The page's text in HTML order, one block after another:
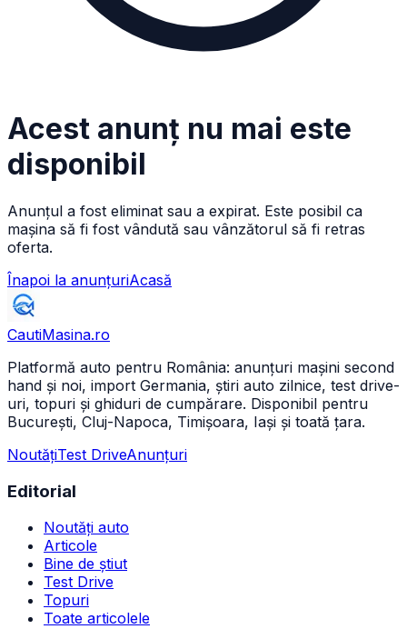
Acest anunț nu mai este
disponibil
Anunțul a fost eliminat sau a expirat. Este posibil ca
mașina să fi fost vândută sau vânzătorul să fi retras
oferta.
Înapoi la anunțuriAcasă
CautiMasina.ro
Platformă auto pentru România: anunțuri mașini second
hand și noi, import Germania, știri auto zilnice, test drive-
uri, topuri și ghiduri de cumpărare. Disponibil pentru
București, Cluj-Napoca, Timișoara, Iași și toată țara.
NoutățiTest DriveAnunțuri
Editorial
Noutăți auto
Articole
Bine de știut
Test Drive
Topuri
Toate articolele